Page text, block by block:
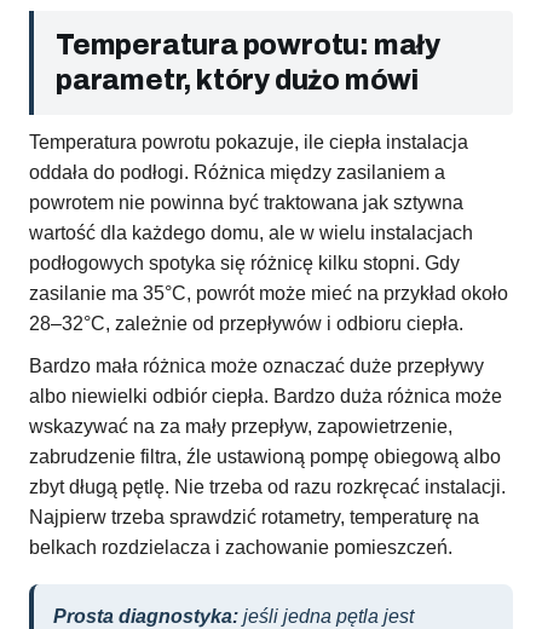
Temperatura powrotu: mały
parametr, który dużo mówi
Temperatura powrotu pokazuje, ile ciepła instalacja
oddała do podłogi. Różnica między zasilaniem a
powrotem nie powinna być traktowana jak sztywna
wartość dla każdego domu, ale w wielu instalacjach
podłogowych spotyka się różnicę kilku stopni. Gdy
zasilanie ma 35°C, powrót może mieć na przykład około
28–32°C, zależnie od przepływów i odbioru ciepła.
Bardzo mała różnica może oznaczać duże przepływy
albo niewielki odbiór ciepła. Bardzo duża różnica może
wskazywać na za mały przepływ, zapowietrzenie,
zabrudzenie filtra, źle ustawioną pompę obiegową albo
zbyt długą pętlę. Nie trzeba od razu rozkręcać instalacji.
Najpierw trzeba sprawdzić rotametry, temperaturę na
belkach rozdzielacza i zachowanie pomieszczeń.
Prosta diagnostyka: jeśli jedna pętla jest